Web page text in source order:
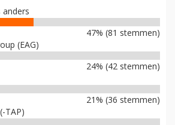
anders
47% (81 stemmen)
(EAG)
24% (42 stemmen)
21% (36 stemmen)
TAP)